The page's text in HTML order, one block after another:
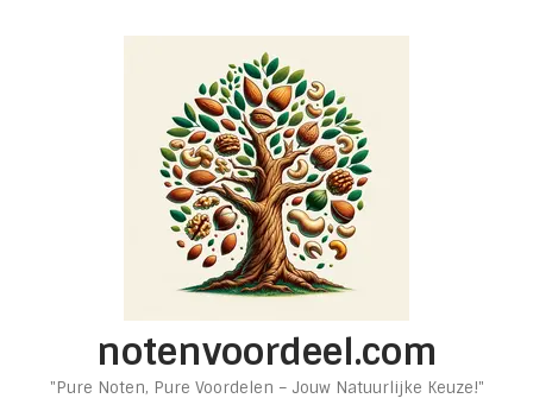
notenvoordeel.com
"Pure Noten, Pure Voordelen – Jouw Natuurlijke Keuze!"